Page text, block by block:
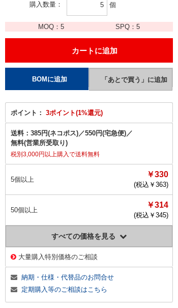
購入数量 個
MOQ：5 SPQ： 5
ポイント： 3ポイント(1%還元)
送料： 385円(ネコポス)／550円(宅急便)／
無料(営業所受取り)
税別3,000円以上購入で送料無料
5個以上
￥330
(税込￥ 363)
50個以上
￥314
(税込￥ 345)
すべての価格を見る
大量購入特別価格のご相談
納期・仕様・代替品のお問合せ
定期購入等のご相談はこちら